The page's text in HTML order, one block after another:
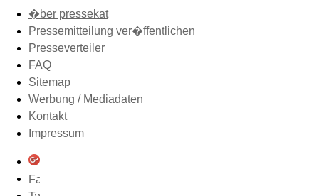
�ber pressekat
Pressemitteilung ver�ffentlichen
Presseverteiler
FAQ
Sitemap
Werbung / Mediadaten
Kontakt
Impressum